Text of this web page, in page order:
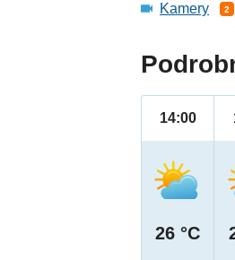
Kamery 2
14:00
26 °C